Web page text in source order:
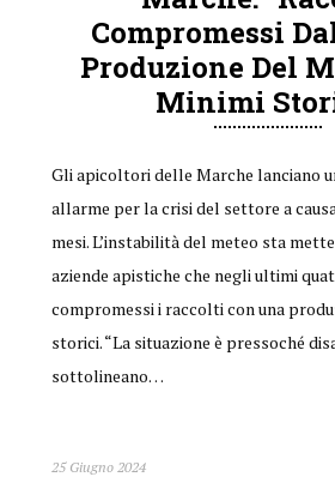
Compromessi
Produzione Del
Minimi
Gli apicoltori delle Marche lanciano
allarme per la crisi del settore a
mesi. L’instabilità del meteo sta
aziende apistiche che negli ultimi
compromessi i raccolti con una
storici. “La situazione è pressoché
sottolineano…
25 Giugno 2024